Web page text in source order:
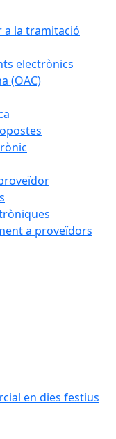
a la tramitació
electrònics
(OAC)
a proveïdors
en dies festius